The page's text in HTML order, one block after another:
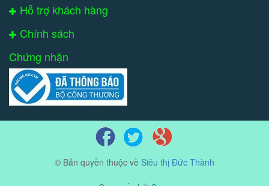
Hỗ trợ khách hàng
Chính sách
Chứng nhận
© Bản quyền thuộc về Siêu thị Đức Thành